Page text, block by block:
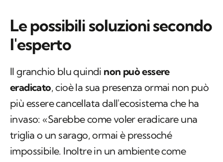
Le possibili soluzioni secondo
l'esperto
Il granchio blu quindi non può essere
eradicato, cioè la sua presenza ormai non può
più essere cancellata dall'ecosistema che ha
invaso: «Sarebbe come voler eradicare una
triglia o un sarago, ormai è pressoché
impossibile. Inoltre in un ambiente come